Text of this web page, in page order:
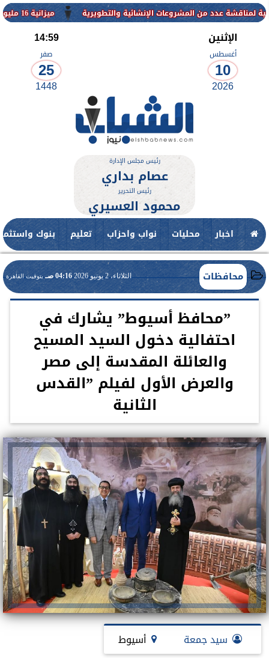
ميزانية 16 مليون جنيه لتطوير حديقة ناصر بأبوتيج.. نقلة حضارية تحافظ على تاريخها المشروعات الإنشائية والتطويرية
الإثنين
أغسطس
10
2026
14:59
صفر
25
1448
رئيس مجلس الإدارة
عصام بداري
رئيس التحرير
محمود العسيري
اخبار محليات نواب واحزاب تعليم بنوك
محافظات الثلاثاء، 2 يونيو 2026 04:16 صـ بتوقيت القاهرة
”محافظ أسيوط” يشارك في
احتفالية دخول السيد المسيح
والعائلة المقدسة إلى مصر
والعرض الأول لفيلم ”القدس
الثانية
سيد جمعة أسيوط